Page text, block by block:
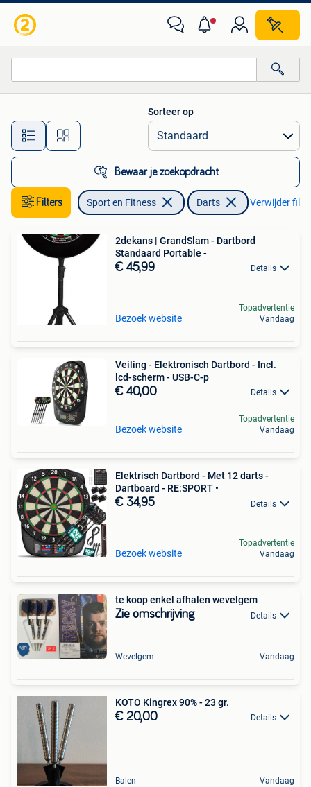
Alle afstanden…
Sorteer op
Bewaar je zoekopdracht
Filters Sport en Fitness Darts Verwijder
2dekans | GrandSlam - Dartbord
Standaard Portable -
€ 45,99 Details
Bezoek website
Topadvertentie
Vandaag
Veiling - Elektronisch Dartbord - Incl.
lcd-scherm - USB-C-p
€ 40,00 Details
Bezoek website
Topadvertentie
Vandaag
Elektrisch Dartbord - Met 12 darts -
Dartboard - RE:SPORT •
€ 34,95 Details
Bezoek website
Topadvertentie
Vandaag
te koop enkel afhalen wevelgem
Zie omschrijving Details
Wevelgem Vandaag
KOTO Kingrex 90% - 23 gr.
€ 20,00 Details
Balen Vandaag